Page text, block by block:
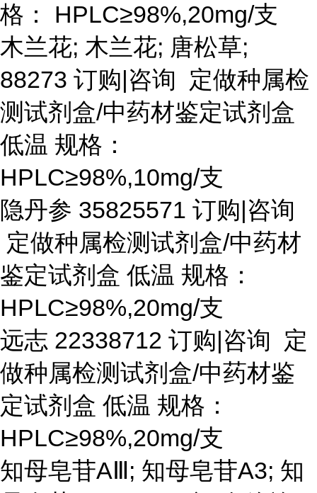
格： HPLC≥98%,20mg/支
木兰花; 木兰花; 唐松草;
88273 订购|咨询 定做种属检
测试剂盒/中药材鉴定试剂盒
低温 规格：
HPLC≥98%,10mg/支
隐丹参 35825571 订购|咨询
定做种属检测试剂盒/中药材
鉴定试剂盒 低温 规格：
HPLC≥98%,20mg/支
远志 22338712 订购|咨询 定
做种属检测试剂盒/中药材鉴
定试剂盒 低温 规格：
HPLC≥98%,20mg/支
知母皂苷AⅢ; 知母皂苷A3; 知